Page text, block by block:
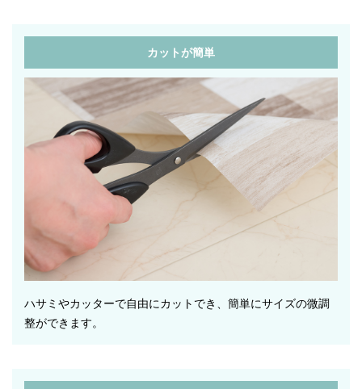
カットが簡単
ハサミやカッターで自由にカットでき、簡単にサイズの微調
整ができます。